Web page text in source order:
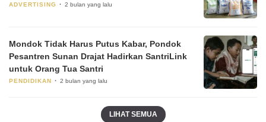
ADVERTISING 2 bulan yang lalu
Mondok Tidak Harus Putus Kabar, Pondok
Pesantren Sunan Drajat Hadirkan SantriLink
untuk Orang Tua Santri
PENDIDIKAN 2 bulan yang lalu
LIHAT SEMUA